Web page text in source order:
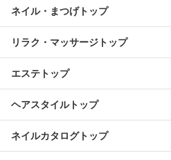
ネイル・まつげトップ
リラク・マッサージトップ
エステトップ
ヘアスタイルトップ
ネイルカタログトップ